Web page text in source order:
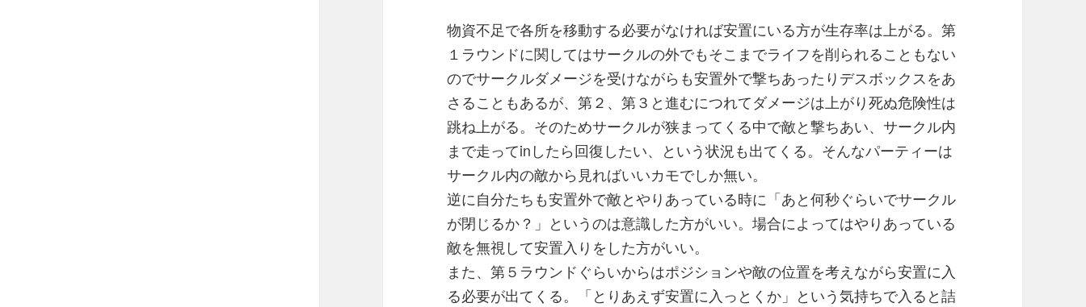
物資不足で各所を移動する必要がなければ安置にいる方が生存率は上がる。第
１ラウンドに関してはサークルの外でもそこまでライフを削られることもない
のでサークルダメージを受けながらも安置外で撃ちあったりデスボックスをあ
さることもあるが、第２、第３と進むにつれてダメージは上がり死ぬ危険性は
跳ね上がる。そのためサークルが狭まってくる中で敵と撃ちあい、サークル内
まで走ってinしたら回復したい、という状況も出てくる。そんなパーティーは
サークル内の敵から見ればいいカモでしか無い。
逆に自分たちも安置外で敵とやりあっている時に「あと何秒ぐらいでサークル
が閉じるか？」というのは意識した方がいい。場合によってはやりあっている
敵を無視して安置入りをした方がいい。
また、第５ラウンドぐらいからはポジションや敵の位置を考えながら安置に入
る必要が出てくる。「とりあえず安置に入っとくか」という気持ちで入ると詰